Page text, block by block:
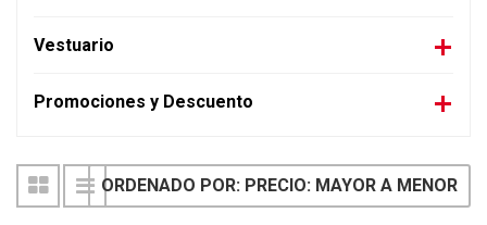
Vestuario
Promociones y Descuento
ORDENADO POR: PRECIO: MAYOR A MENOR